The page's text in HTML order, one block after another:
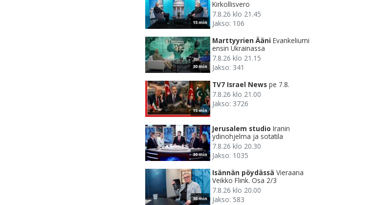
15 min
Kirkollisvero
7.8.26 klo 21.45
Jakso: 106
30 min
Marttyyrien Ääni Evankeliumi
ensin Ukrainassa
7.8.26 klo 21.15
Jakso: 341
15 min
TV7 Israel News pe 7.8.
7.8.26 klo 21.00
Jakso: 3726
30 min
Jerusalem studio Iranin
ydinohjelma ja sotatila
7.8.26 klo 20.30
Jakso: 1035
30 min
Isännän pöydässä Vieraana
Veikko Flink. Osa 2/3
7.8.26 klo 20.00
Jakso: 583